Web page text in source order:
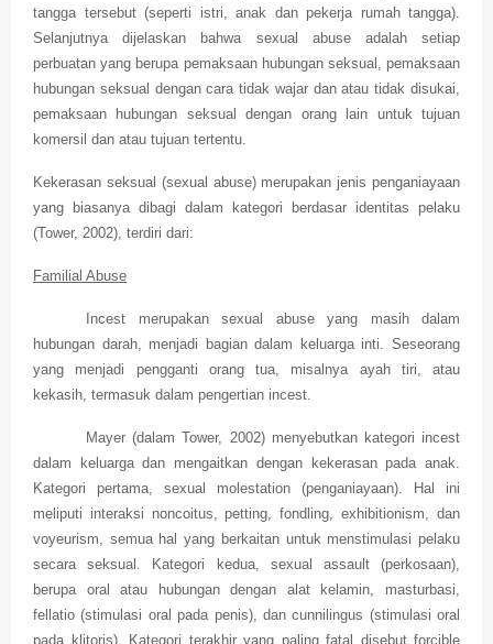
tangga tersebut (seperti istri, anak dan pekerja rumah tangga).
Selanjutnya dijelaskan bahwa sexual abuse adalah setiap
perbuatan yang berupa pemaksaan hubungan seksual, pemaksaan
hubungan seksual dengan cara tidak wajar dan atau tidak disukai,
pemaksaan hubungan seksual dengan orang lain untuk tujuan
komersil dan atau tujuan tertentu.
Kekerasan seksual (sexual abuse) merupakan jenis penganiayaan
yang biasanya dibagi dalam kategori berdasar identitas pelaku
(Tower, 2002), terdiri dari:
Familial Abuse
Incest merupakan sexual abuse yang masih dalam
hubungan darah, menjadi bagian dalam keluarga inti. Seseorang
yang menjadi pengganti orang tua, misalnya ayah tiri, atau
kekasih, termasuk dalam pengertian incest.
Mayer (dalam Tower, 2002) menyebutkan kategori incest
dalam keluarga dan mengaitkan dengan kekerasan pada anak.
Kategori pertama, sexual molestation (penganiayaan). Hal ini
meliputi interaksi noncoitus, petting, fondling, exhibitionism, dan
voyeurism, semua hal yang berkaitan untuk menstimulasi pelaku
secara seksual. Kategori kedua, sexual assault (perkosaan),
berupa oral atau hubungan dengan alat kelamin, masturbasi,
fellatio (stimulasi oral pada penis), dan cunnilingus (stimulasi oral
pada klitoris). Kategori terakhir yang paling fatal disebut forcible